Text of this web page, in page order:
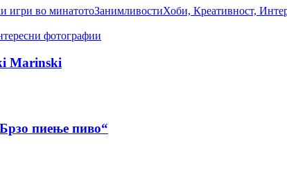
игри во минатотоЗанимливостиХоби, Креативност,
фотографии
Marinski
пиење пиво“